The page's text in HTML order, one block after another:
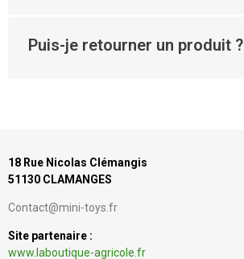
Puis-je retourner un produit ?
18 Rue Nicolas Clémangis
51130 CLAMANGES
Contact@mini-toys.fr
Site partenaire :
www.laboutique-agricole.fr